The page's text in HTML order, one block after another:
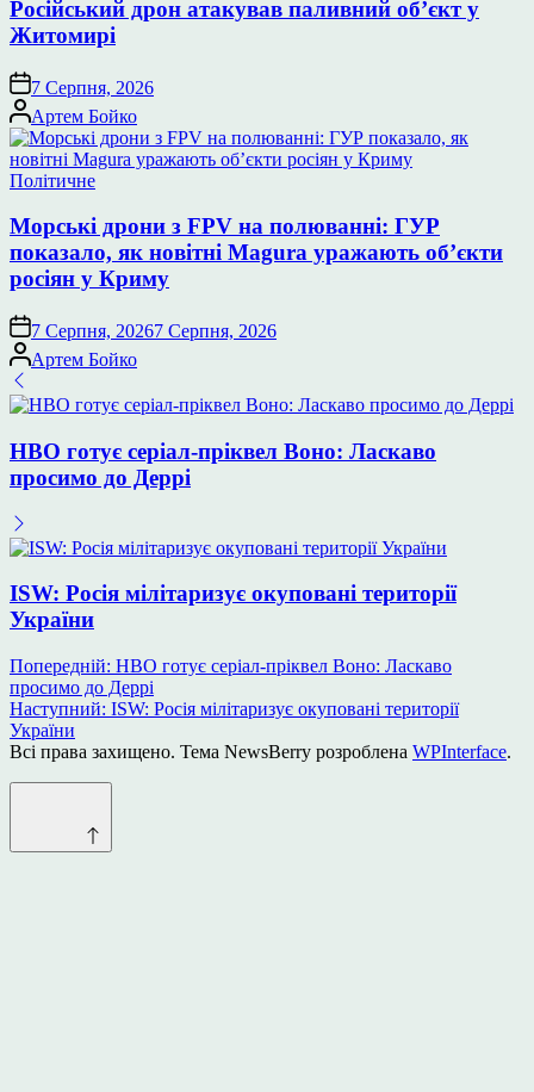
Російський дрон атакував паливний об’єкт у
Житомирі
7 Серпня, 2026
Опубліковано
Артем Бойко
Опублікувати
Політичне
Морські дрони з FPV на полюванні: ГУР
показало, як новітні Magura уражають об’єкти
росіян у Криму
7 Серпня, 20267 Серпня, 2026
Опубліковано
Артем Бойко
HBO готує серіал-пріквел Воно: Ласкаво
просимо до Деррі
ISW: Росія мілітаризує окуповані території
України
Навігація
записів
Попередній: HBO готує серіал-пріквел Воно: Ласкаво
просимо до Деррі
Наступний: ISW: Росія мілітаризує окуповані території
України
Всі права захищено. Тема NewsBerry розроблена WPInterface.